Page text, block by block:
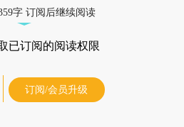
字 订阅后继续阅读
已订阅的阅读权限
订阅/会员升级